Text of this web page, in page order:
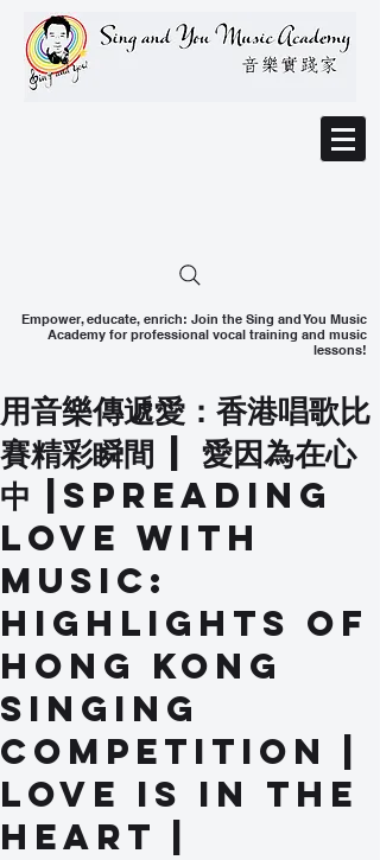
Empower, educate, enrich: Join the Sing and You Music
Academy for professional vocal training and music
lessons!
用音樂傳遞愛：香港唱歌比
賽精彩瞬間 | 愛因為在心
中 |Spreading
love with
music:
Highlights of
Hong Kong
singing
competition |
Love is in the
heart |